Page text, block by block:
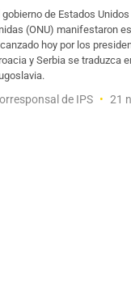
gobierno de Estados
(ONU) manifestaron
hoy por los
y Serbia se traduzca
de IPS 21